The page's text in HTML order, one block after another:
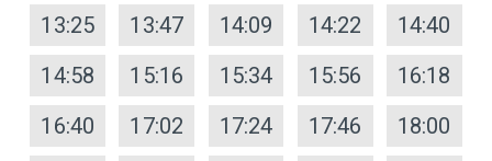
13:25
13:47 14:09 14:22
14:40
14:58
15:16 15:34 15:56
16:18
16:40
17:02 17:24 17:46
18:00